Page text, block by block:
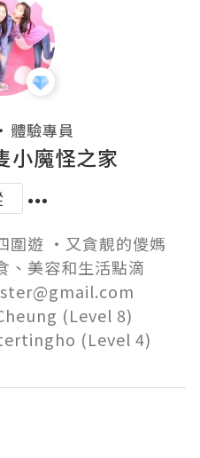
・ 體驗專員
小魔怪之家
圍遊 ‧又貪靚的儍媽
、美容和生活點滴
(Level 8)